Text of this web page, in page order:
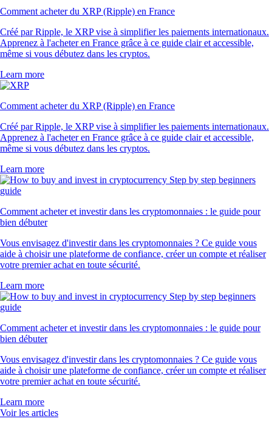
Comment acheter du XRP (Ripple) en France
Créé par Ripple, le XRP vise à simplifier les paiements internationaux.
Apprenez à l'acheter en France grâce à ce guide clair et accessible,
même si vous débutez dans les cryptos.
Learn more
Comment acheter du XRP (Ripple) en France
Créé par Ripple, le XRP vise à simplifier les paiements internationaux.
Apprenez à l'acheter en France grâce à ce guide clair et accessible,
même si vous débutez dans les cryptos.
Learn more
Comment acheter et investir dans les cryptomonnaies : le guide pour
bien débuter
Vous envisagez d'investir dans les cryptomonnaies ? Ce guide vous
aide à choisir une plateforme de confiance, créer un compte et réaliser
votre premier achat en toute sécurité.
Learn more
Comment acheter et investir dans les cryptomonnaies : le guide pour
bien débuter
Vous envisagez d'investir dans les cryptomonnaies ? Ce guide vous
aide à choisir une plateforme de confiance, créer un compte et réaliser
votre premier achat en toute sécurité.
Learn more
Voir les articles